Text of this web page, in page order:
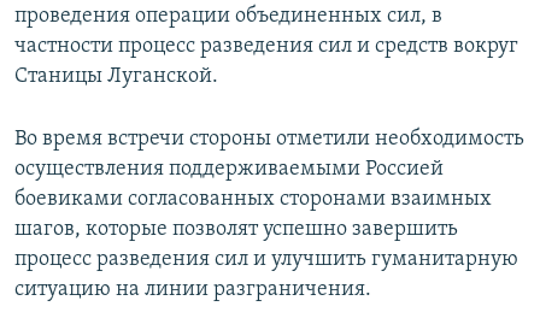
проведения операции объединенных сил, в
частности процесс разведения сил и средств вокруг
Станицы Луганской.
Во время встречи стороны отметили необходимость
осуществления поддерживаемыми Россией
боевиками согласованных сторонами взаимных
шагов, которые позволят успешно завершить
процесс разведения сил и улучшить гуманитарную
ситуацию на линии разграничения.